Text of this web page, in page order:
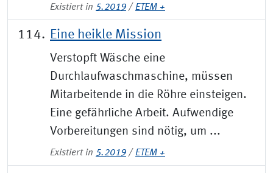
Existiert in 5.2019 / ETEM +
Eine heikle Mission
Verstopft Wäsche eine
Durchlaufwaschmaschine, müssen
Mitarbeitende in die Röhre einsteigen.
Eine gefährliche Arbeit. Aufwendige
Vorbereitungen sind nötig, um ...
Existiert in 5.2019 / ETEM +